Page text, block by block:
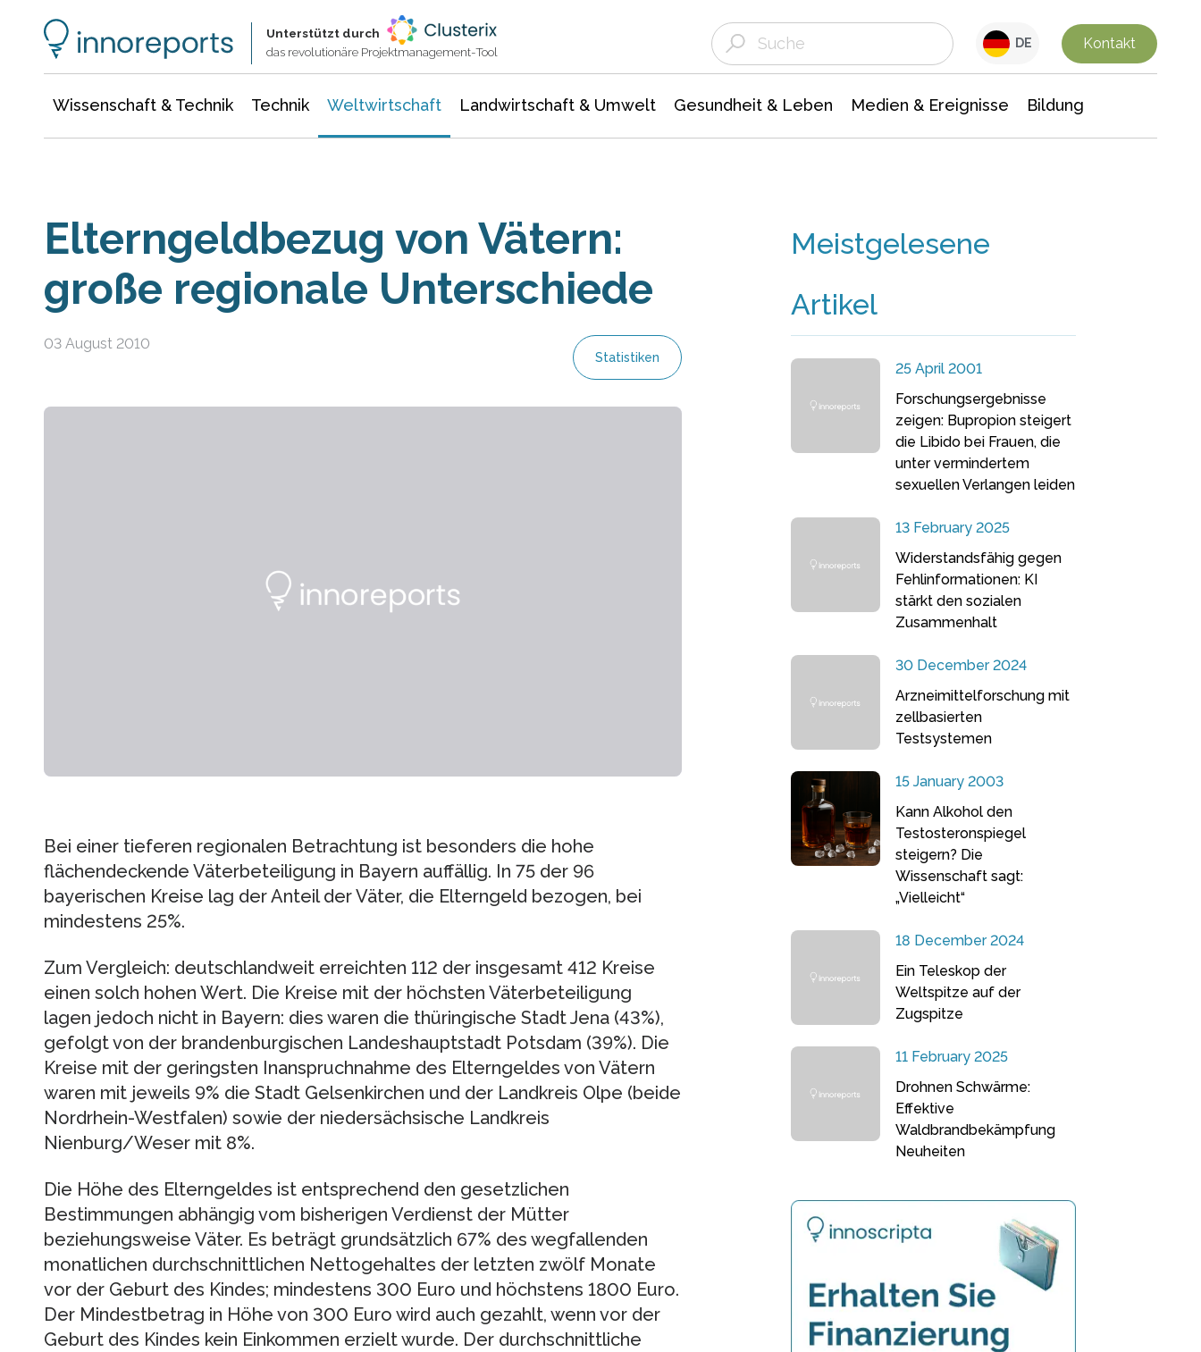
Unterstützt durch
das revolutionäre Projektmanagement-Tool
DE Kontakt
Wissenschaft & Technik Technik Weltwirtschaft Landwirtschaft & Umwelt Gesundheit & Leben Medien & Ereignisse Bildung
Elterngeldbezug von Vätern:
große regionale Unterschiede
03 August 2010
Statistiken
Bei einer tieferen regionalen Betrachtung ist besonders die hohe
flächendeckende Väterbeteiligung in Bayern auffällig. In 75 der 96
bayerischen Kreise lag der Anteil der Väter, die Elterngeld bezogen, bei
mindestens 25%.
Zum Vergleich: deutschlandweit erreichten 112 der insgesamt 412 Kreise
einen solch hohen Wert. Die Kreise mit der höchsten Väterbeteiligung
lagen jedoch nicht in Bayern: dies waren die thüringische Stadt Jena (43%),
gefolgt von der brandenburgischen Landeshauptstadt Potsdam (39%). Die
Kreise mit der geringsten Inanspruchnahme des Elterngeldes von Vätern
waren mit jeweils 9% die Stadt Gelsenkirchen und der Landkreis Olpe (beide
Nordrhein-Westfalen) sowie der niedersächsische Landkreis
Nienburg/Weser mit 8%.
Die Höhe des Elterngeldes ist entsprechend den gesetzlichen
Bestimmungen abhängig vom bisherigen Verdienst der Mütter
beziehungsweise Väter. Es beträgt grundsätzlich 67% des wegfallenden
monatlichen durchschnittlichen Nettogehaltes der letzten zwölf Monate
vor der Geburt des Kindes; mindestens 300 Euro und höchstens 1800 Euro.
Der Mindestbetrag in Höhe von 300 Euro wird auch gezahlt, wenn vor der
Geburt des Kindes kein Einkommen erzielt wurde. Der durchschnittliche
Meistgelesene
Artikel
25 April 2001
Forschungsergebnisse
zeigen: Bupropion steigert
die Libido bei Frauen, die
unter vermindertem
sexuellen Verlangen leiden
13 February 2025
Widerstandsfähig gegen
Fehlinformationen: KI
stärkt den sozialen
Zusammenhalt
30 December 2024
Arzneimittelforschung mit
zellbasierten
Testsystemen
15 January 2003
Kann Alkohol den
Testosteronspiegel
steigern? Die
Wissenschaft sagt:
„Vielleicht“
18 December 2024
Ein Teleskop der
Weltspitze auf der
Zugspitze
11 February 2025
Drohnen Schwärme:
Effektive
Waldbrandbekämpfung
Neuheiten